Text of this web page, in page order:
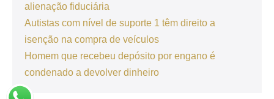
alienação fiduciária
Autistas com nível de suporte 1 têm direito a
isenção na compra de veículos
Homem que recebeu depósito por engano é
condenado a devolver dinheiro